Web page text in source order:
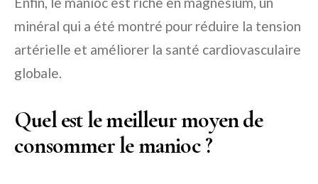
minéral qui a été montré pour réduire la tension
artérielle et améliorer la santé cardiovasculaire
globale.
Quel est le meilleur moyen de
consommer le manioc ?